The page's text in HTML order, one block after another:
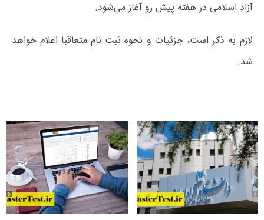
آزاد اسلامی در هفته پیش رو آغاز می‌شود.
لازم به ذکر است، جزئیات و نحوه ثبت نام متعاقبا اعلام خواهد
شد.